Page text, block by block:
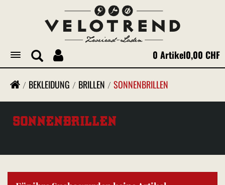
Toggle
navigation
0 Artikel0,00 CHF
SONNENBRILLEN
BEKLEIDUNG BRILLEN SONNENBRILLEN